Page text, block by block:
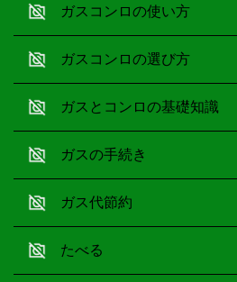
ガスコンロの使い方
ガスコンロの選び方
ガスとコンロの基礎知識
ガスの手続き
ガス代節約
たべる